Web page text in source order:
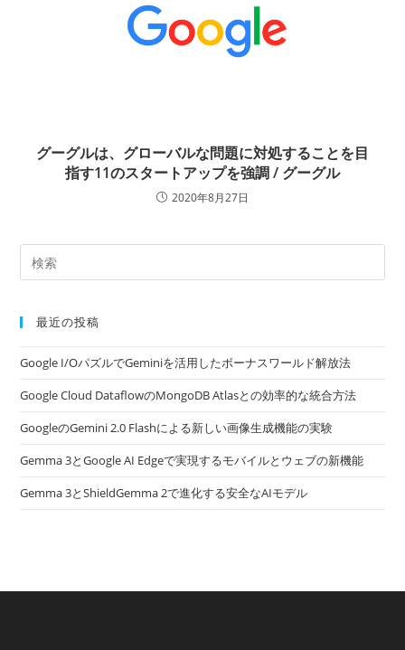
グーグルは、グローバルな問題に対処することを目
指す11のスタートアップを強調 / グーグル
2020年8月27日
最近の投稿
Google I/OパズルでGeminiを活用したボーナスワールド解放法
Google Cloud DataflowのMongoDB Atlasとの効率的な統合方法
GoogleのGemini 2.0 Flashによる新しい画像生成機能の実験
Gemma 3とGoogle AI Edgeで実現するモバイルとウェブの新機能
Gemma 3とShieldGemma 2で進化する安全なAIモデル